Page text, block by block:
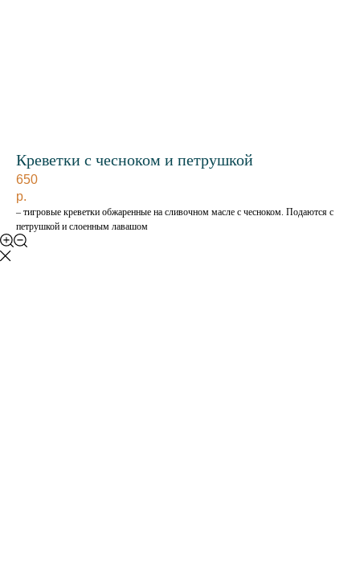
Креветки с чесноком и петрушкой
650
р.
– тигровые креветки обжаренные на сливочном масле с чесноком. Подаются с
петрушкой и слоенным лавашом